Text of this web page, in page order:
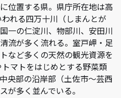
位置する県。県庁所在地は高
れる四万十川（しまんとが
一の仁淀川、物部川、安田川
流が多く流れる。室戸岬・足
など多くの天然の観光資源を
マトをはじめとする野菜類
央部の沿岸部（土佐市〜芸西
が多く並んでいる。